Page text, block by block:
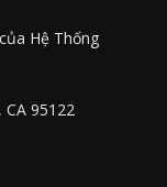
Hệ Thống
95122